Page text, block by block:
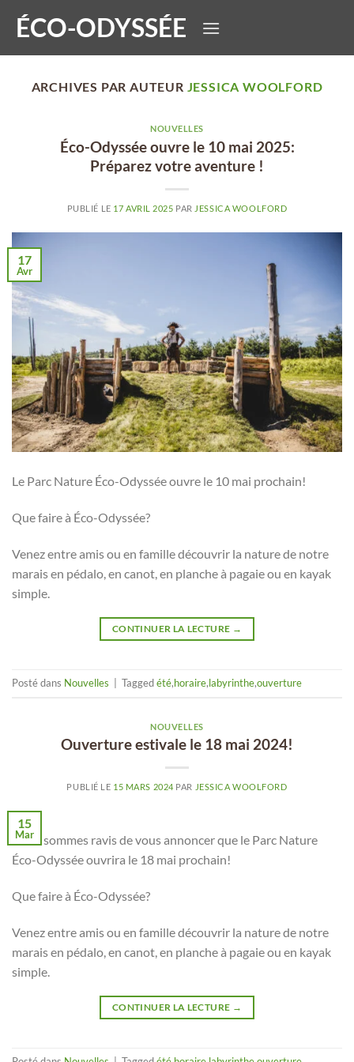
ÉCO-ODYSSÉE
ARCHIVES PAR AUTEUR JESSICA WOOLFORD
NOUVELLES
Éco-Odyssée ouvre le 10 mai 2025:
Préparez votre aventure !
PUBLIÉ LE 17 AVRIL 2025 PAR JESSICA WOOLFORD
17
Avr
Le Parc Nature Éco-Odyssée ouvre le 10 mai prochain!
Que faire à Éco-Odyssée?
Venez entre amis ou en famille découvrir la nature de notre
marais en pédalo, en canot, en planche à pagaie ou en kayak
simple.
CONTINUER LA LECTURE →
Posté dans Nouvelles Taggedété,horaire,labyrinthe,ouverture
NOUVELLES
Ouverture estivale le 18 mai 2024!
PUBLIÉ LE 15 MARS 2024 PAR JESSICA WOOLFORD
15
Mar
Nous sommes ravis de vous annoncer que le Parc Nature
Éco-Odyssée ouvrira le 18 mai prochain!
Que faire à Éco-Odyssée?
Venez entre amis ou en famille découvrir la nature de notre
marais en pédalo, en canot, en planche à pagaie ou en kayak
simple.
CONTINUER LA LECTURE →